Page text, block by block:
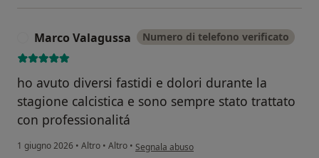
Marco Valagussa Numero di telefono verificato
ho avuto diversi fastidi e dolori durante la
stagione calcistica e sono sempre stato trattato
con professionalitá
1 giugno 2026 • Altro • Altro • secondo l'opinione dell'utente Marco
Segnala abuso